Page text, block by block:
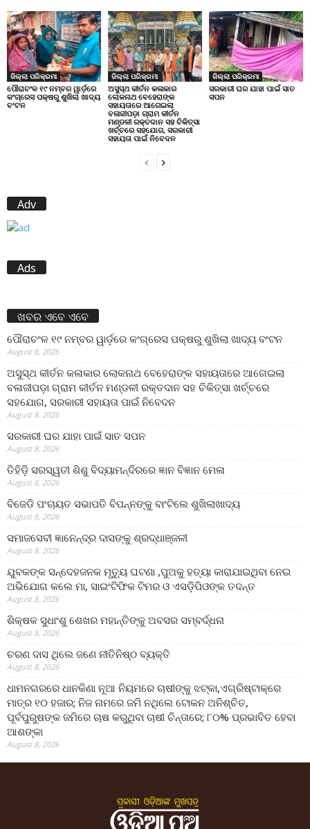
ଜିଲ୍ଲା ପରିକ୍ରମା
ପୌରାଚଂଳ ୧୯ ନମ୍ବର ୱାର୍ଡ଼ରେ
କଂଗ୍ରେସ ପକ୍ଷରୁ ଶୁଖିଲା ଖାଦ୍ୟ
ବଂଟନ
ଜିଲ୍ଲା ପରିକ୍ରମା
ଅସୁସ୍ଥ କୀର୍ତନ କଳାକାର
ଲୋକନାଥ ବେହେରାଙ୍କ
ସହାୟତାରେ ଆଗେଇଲା
ବଳାଜୀପଡ଼ା ଗ୍ରାମ କୀର୍ତନ
ମଣ୍ଡଳୀ ରକ୍ତଦାନ ସହ ଚିକିତ୍ସା
ଖର୍ଚ୍ଚରେ ସହଯୋଗ, ସରକାରୀ
ସହାୟତା ପାଇଁ ନିବେଦନ
ଜିଲ୍ଲା ପରିକ୍ରମା
ସରକାରୀ ଘର ଯାହା ପାଇଁ ସାତ
ସପନ
Adv
Ads
ଖବର ଏବେ ଏବେ
ପୌରାଚଂଳ ୧୯ ନମ୍ବର ୱାର୍ଡ଼ରେ କଂଗ୍ରେସ ପକ୍ଷରୁ ଶୁଖିଲା ଖାଦ୍ୟ ବଂଟନ
August 8, 2026
ଅସୁସ୍ଥ କୀର୍ତନ କଳାକାର ଲୋକନାଥ ବେହେରାଙ୍କ ସହାୟତାରେ ଆଗେଇଲା
ବଳାଜୀପଡ଼ା ଗ୍ରାମ କୀର୍ତନ ମଣ୍ଡଳୀ ରକ୍ତଦାନ ସହ ଚିକିତ୍ସା ଖର୍ଚ୍ଚରେ
ସହଯୋଗ, ସରକାରୀ ସହାୟତା ପାଇଁ ନିବେଦନ
August 8, 2026
ସରକାରୀ ଘର ଯାହା ପାଇଁ ସାତ ସପନ
August 8, 2026
ତିହିଡି଼ ସରସ୍ୱତୀ ଶିଶୁ ବିଦ୍ୟାମନ୍ଦିରରେ ଜ୍ଞାନ ବିଜ୍ଞାନ ମେଳା
August 8, 2026
ବିଜେଡି ପଂଚାୟତ ସଭାପତି ବିପନ୍ନଙ୍କୁ ବାଂଟିଲେ ଶୁଖିଲାଖାଦ୍ୟ
August 8, 2026
ସମାଜସେବୀ ଜ୍ଞାନେନ୍ଦ୍ର ଦାସଙ୍କୁ ଶ୍ରଦ୍ଧାଞ୍ଜଳୀ
August 8, 2026
ଯୁବକଙ୍କ ସନ୍ଦେହଜନକ ମୃତ୍ୟୁ ଘଟଣା ,ପୁଅକୁ ହତ୍ୟା କାରାଯାଇଥିବା ନେଇ
ଅଭିଯୋଗ କଲେ ମା, ସାଇଂଟିଫିକ ଟିମର ଓ ଏସଡ଼ିପିଓଙ୍କ ତଦନ୍ତ
August 8, 2026
ଶିକ୍ଷକ ସୁଧାଂଶୁ ଶେଖର ମହାନ୍ତିଙ୍କୁ ଅବସର ସମ୍ବର୍ଦ୍ଧନା
August 8, 2026
ଚରଣ ଦାସ ଥିଲେ ଜଣେ ନୀତିନିଷ୍ଠ ବ୍ୟକ୍ତି
August 8, 2026
ଧାମନଗରରେ ଧାନକିଣା ନୂଆ ନିୟମରେ ଚାଷୀଙ୍କୁ ଝଟ୍‌କା,ଏଗ୍ରିଷ୍ଟାକ୍‌ରେ
ମାତ୍ର ୧୦ ହଜାର; ନିଜ ନାମରେ ଜମି ନଥିଲେ ଟୋକନ ଅନିଶ୍ଚିତ,
ପୂର୍ବପୁରୁଷଙ୍କ ଜମିରେ ଚାଷ କରୁଥିବା ଚାଷୀ ଚିନ୍ତାରେ; ୮୦% ପ୍ରଭାବିତ ହେବା
ଆଶଙ୍କା
August 8, 2026